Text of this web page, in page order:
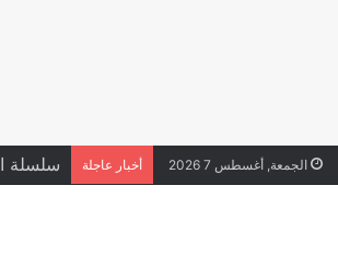
الجمعة, أغسطس 7 2026 أخبار عاجلة سلسلة